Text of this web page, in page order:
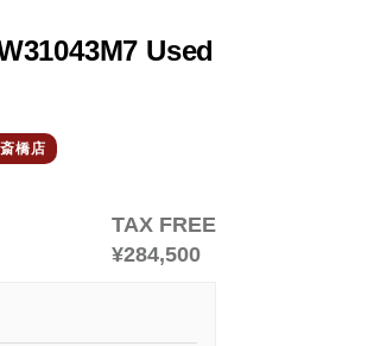
Used
橋店
TAX FREE
¥284,500